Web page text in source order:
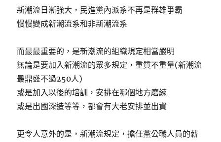
新潮流日漸強大，民進黨內派系不再是群雄爭霸
慢慢變成新潮流系和非新潮流系
而最最重要的，是新潮流的組織規定相當嚴明
無論是要加入新潮流的眾多規定，重質不重量(新潮流
最鼎盛不過250人)
或是加入以後的培訓，安排在哪個地方磨練
或是出國深造等等，都會有大老安排並出資
更令人意外的是，新潮流規定，擔任黨公職人員的薪